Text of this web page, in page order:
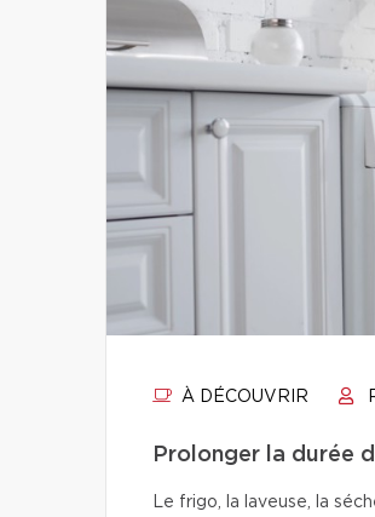
À DÉCOUVRIR
Prolonger la durée
Le frigo, la laveuse, la